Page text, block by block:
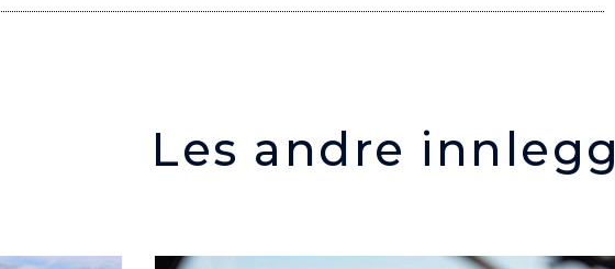
Les andre innlegg